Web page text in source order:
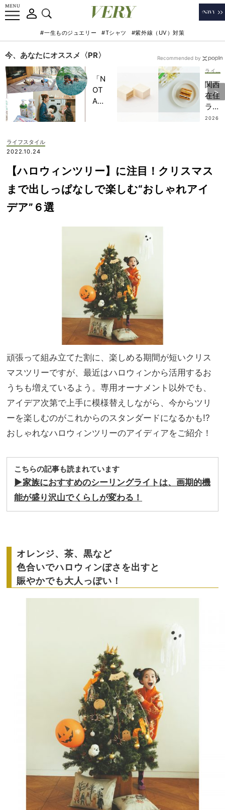
#一生ものジュエリー #Tシャツ #紫外線（UV）対策
今、あなたにオススメ〈PR〉
「N
OT
A
記憶
に一
生残
旅】
を
関西
在住
ライ
ター
【東
京の
2026
Recommended by
ライフスタイル
2022.10.24
【ハロウィンツリー】に注目！クリスマス
まで出しっぱなしで楽しむ“おしゃれアイ
デア”６選
頑張って組み立てた割に、楽しめる期間が短いクリス
マスツリーですが、最近はハロウィンから活用するお
うちも増えているよう。専用オーナメント以外でも、
アイデア次第で上手に模様替えしながら、今からツリ
ーを楽しむのがこれからのスタンダードになるかも!?
おしゃれなハロウィンツリーのアイディアをご紹介！
こちらの記事も読まれています
▶︎家族におすすめのシーリングライトは、画期的機
能が盛り沢山でくらしが変わる！
オレンジ、茶、黒など
色合いでハロウィンぽさを出すと
賑やかでも大人っぽい！